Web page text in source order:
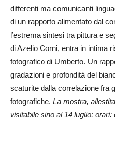
differenti ma comunicanti
di un rapporto alimentato dal
l’estrema sintesi tra pittura e
di Azelio Corni, entra in intima
fotografico di Umberto. Un
gradazioni e profondità del
scaturite dalla correlazione fra
fotografiche. La mostra,
visitabile sino al 14 luglio;